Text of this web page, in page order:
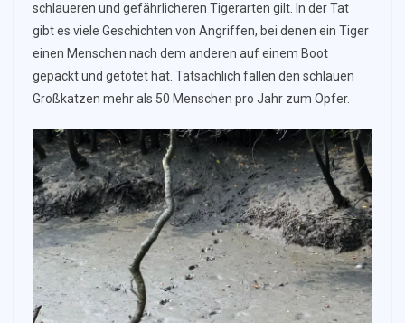
schlaueren und gefährlicheren Tigerarten gilt. In der Tat
gibt es viele Geschichten von Angriffen, bei denen ein Tiger
einen Menschen nach dem anderen auf einem Boot
gepackt und getötet hat. Tatsächlich fallen den schlauen
Großkatzen mehr als 50 Menschen pro Jahr zum Opfer.